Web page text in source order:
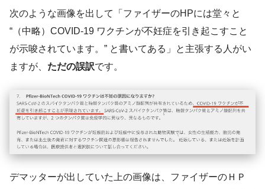
次のような画像を出して「ファイザーのHPには堂々と
“（中略）COVID-19 ワクチンが不妊症を引き起こすこと
が示唆されています。” と書いてある」と主張する人がい
ますが、 ただの誤訳です。
デマッターが出していた上の画像は、ファイザーのＨＰ